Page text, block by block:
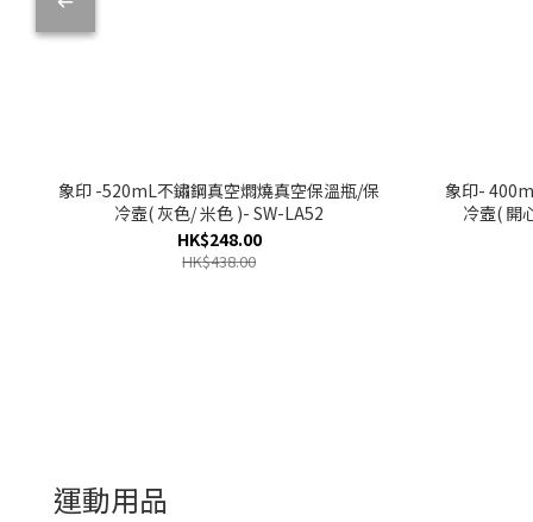
象印 -520mL不鏽鋼真空燜燒真空保溫瓶/保
冷壼( 灰色/ 米色 )- SW-LA52
HK$248.00
HK$438.00
象印- 400mL不鏽鋼真空燜燒真空保溫瓶/保
冷壼( 開
運動用品